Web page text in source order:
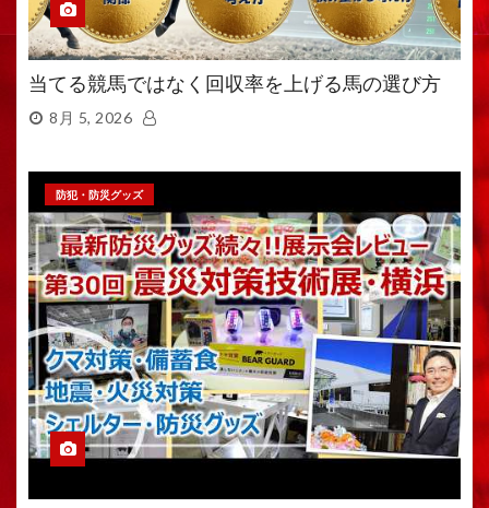
当てる競馬ではなく回収率を上げる馬の選び方
8月 5, 2026
防犯・防災グッズ